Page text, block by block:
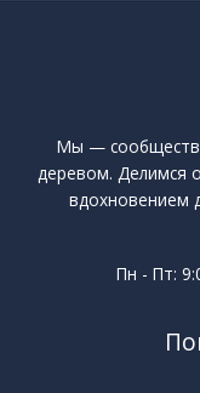
Мы —
деревом. Делимся
вдохновением
Пн - Пт: